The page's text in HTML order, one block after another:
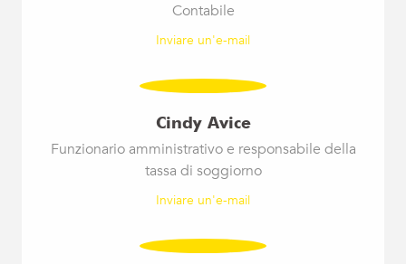
Contabile
Inviare un'e-mail
Cindy Avice
Funzionario amministrativo e responsabile della
tassa di soggiorno
Inviare un'e-mail